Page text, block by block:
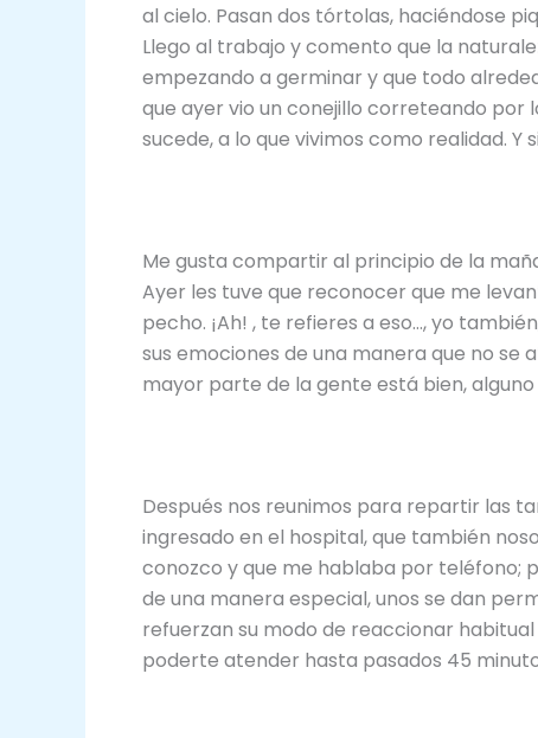
al cielo. Pasan dos tórtolas, haciéndose
Llego al trabajo y comento que la
empezando a germinar y que todo
que ayer vio un conejillo correteando por
sucede, a lo que vivimos como realidad.
Me gusta compartir al principio de la
Ayer les tuve que reconocer que me
pecho. ¡Ah! , te refieres a eso…, yo
sus emociones de una manera que no se
mayor parte de la gente está bien,
Después nos reunimos para repartir las
ingresado en el hospital, que también
conozco y que me hablaba por teléfono;
de una manera especial, unos se dan
refuerzan su modo de reaccionar
poderte atender hasta pasados 45